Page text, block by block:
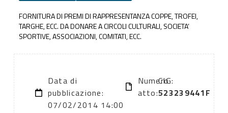
FORNITURA DI PREMI DI RAPPRESENTANZA COPPE, TROFEI,
TARGHE, ECC. DA DONARE A CIRCOLI CULTURALI, SOCIETA’
SPORTIVE, ASSOCIAZIONI, COMITATI, ECC.
Data di
pubblicazione:
07/02/2014 14:00
Numero
atto:
CIG:
523239441F